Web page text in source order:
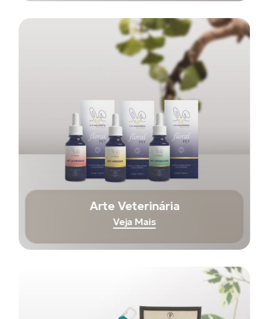
Arte Veterinária
Veja Mais